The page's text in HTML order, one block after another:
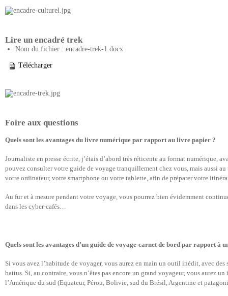
Lire un encadré trek
Nom du fichier : encadre-trek-1.docx
Télécharger
Foire aux questions
Quels sont les avantages du livre numérique par rapport au livre papier ?
Journaliste en presse écrite, j’étais d’abord très réticente au format numérique,
pouvez consulter votre guide de voyage tranquillement chez vous, mais aussi
votre ordinateur, votre smartphone ou votre tablette, afin de préparer votre
Au fur et à mesure pendant votre voyage, vous pourrez bien évidemment
dans les cyber-cafés…
Quels sont les avantages d’un guide de voyage-carnet de bord par rapport à
Si vous avez l’habitude de voyager, vous aurez en main un outil inédit, avec des
battus. Si, au contraire, vous n’êtes pas encore un grand voyageur, vous aurez
l’Amérique du sud (Equateur, Pérou, Bolivie, sud du Brésil, Argentine et